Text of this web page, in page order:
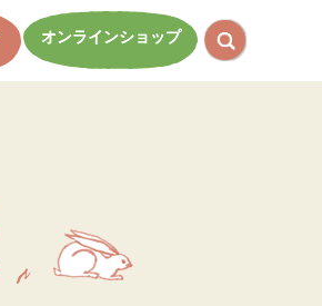
オンラインショップ